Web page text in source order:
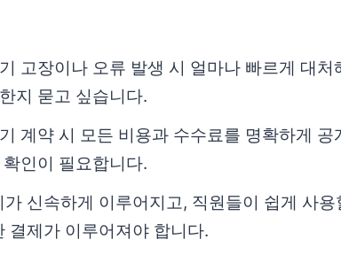
고장이나 오류 발생 시 얼마나 빠르게 대
지 묻고 싶습니다.
계약 시 모든 비용과 수수료를 명확하게
확인이 필요합니다.
가 신속하게 이루어지고, 직원들이 쉽게 사
결제가 이루어져야 합니다.